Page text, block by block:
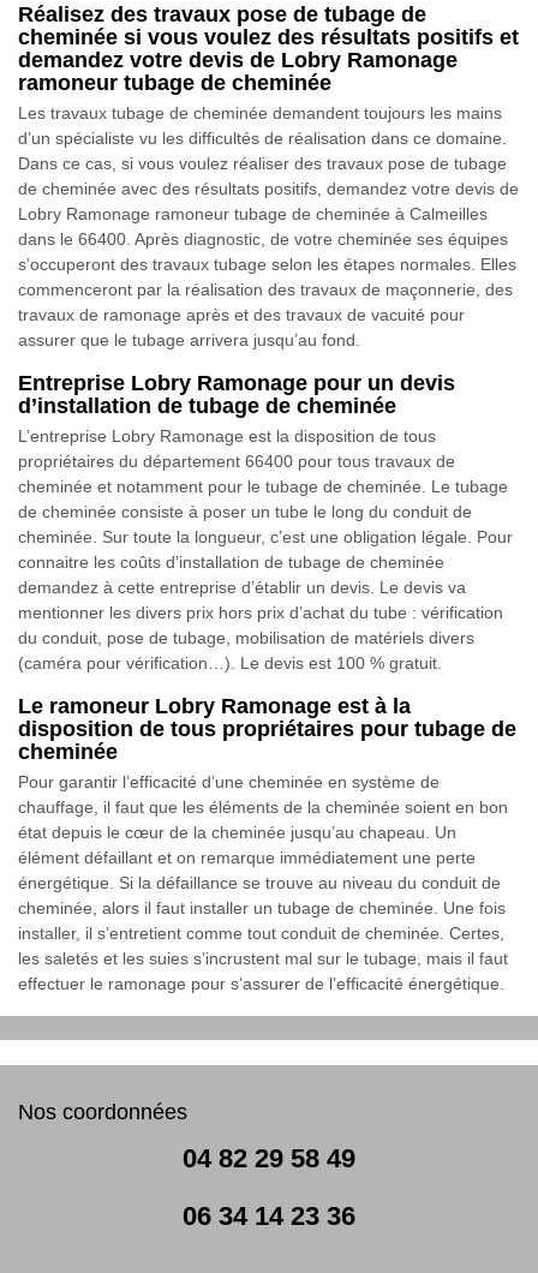
Réalisez des travaux pose de tubage de
cheminée si vous voulez des résultats positifs et
demandez votre devis de Lobry Ramonage
ramoneur tubage de cheminée
Les travaux tubage de cheminée demandent toujours les mains
d’un spécialiste vu les difficultés de réalisation dans ce domaine.
Dans ce cas, si vous voulez réaliser des travaux pose de tubage
de cheminée avec des résultats positifs, demandez votre devis de
Lobry Ramonage ramoneur tubage de cheminée à Calmeilles
dans le 66400. Après diagnostic, de votre cheminée ses équipes
s’occuperont des travaux tubage selon les étapes normales. Elles
commenceront par la réalisation des travaux de maçonnerie, des
travaux de ramonage après et des travaux de vacuité pour
assurer que le tubage arrivera jusqu’au fond.
Entreprise Lobry Ramonage pour un devis
d’installation de tubage de cheminée
L’entreprise Lobry Ramonage est la disposition de tous
propriétaires du département 66400 pour tous travaux de
cheminée et notamment pour le tubage de cheminée. Le tubage
de cheminée consiste à poser un tube le long du conduit de
cheminée. Sur toute la longueur, c’est une obligation légale. Pour
connaitre les coûts d’installation de tubage de cheminée
demandez à cette entreprise d’établir un devis. Le devis va
mentionner les divers prix hors prix d’achat du tube : vérification
du conduit, pose de tubage, mobilisation de matériels divers
(caméra pour vérification…). Le devis est 100 % gratuit.
Le ramoneur Lobry Ramonage est à la
disposition de tous propriétaires pour tubage de
cheminée
Pour garantir l’efficacité d’une cheminée en système de
chauffage, il faut que les éléments de la cheminée soient en bon
état depuis le cœur de la cheminée jusqu’au chapeau. Un
élément défaillant et on remarque immédiatement une perte
énergétique. Si la défaillance se trouve au niveau du conduit de
cheminée, alors il faut installer un tubage de cheminée. Une fois
installer, il s’entretient comme tout conduit de cheminée. Certes,
les saletés et les suies s’incrustent mal sur le tubage, mais il faut
effectuer le ramonage pour s’assurer de l’efficacité énergétique.
Nos coordonnées
04 82 29 58 49
06 34 14 23 36